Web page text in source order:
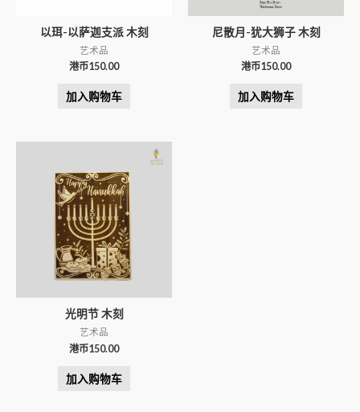
以珥-以萨迦支派 木刻
艺术品
港币150.00
加入购物车
尼散月-犹大狮子 木刻
艺术品
港币150.00
加入购物车
光明节 木刻
艺术品
港币150.00
加入购物车